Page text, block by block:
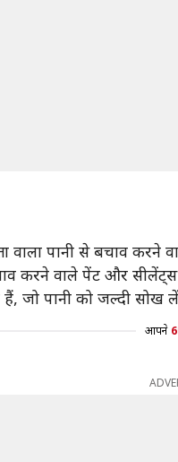
पानी से बचाव करने
करने वाले पेंट और
पानी को जल्दी सोख
आपने